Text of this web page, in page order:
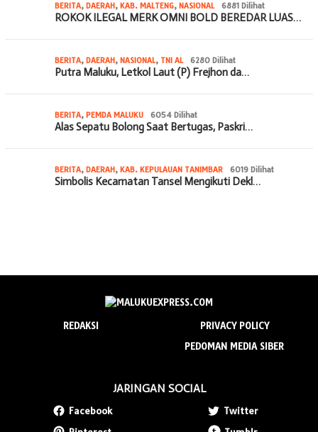
BERITA, DAERAH, KAB. MALTENG, NASIONAL 6881 Dilihat
ROKOK ILEGAL MERK OMNI BOLD BEREDAR LUAS…
BERITA, DAERAH, NASIONAL, TNI AL 6280 Dilihat
Putra Maluku, Letkol Laut (P) Frejhon da…
BERITA, PEMDA MALUKU 6054 Dilihat
Alas Sepatu Bolong Saat Bertugas, Paskri…
BERITA, DAERAH, KAB. KEPULAUAN TANIMBAR 6019 Dilihat
Simbolis Kecamatan Tansel Mengikuti Dekl…
REDAKSI
PRIVACY POLICY
PEDOMAN MEDIA SIBER
JARINGAN SOCIAL
Facebook
Twitter